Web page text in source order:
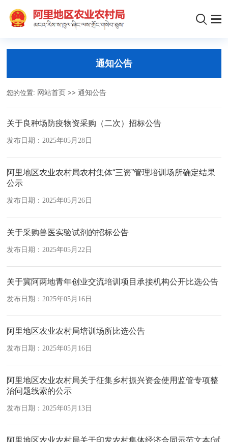
通知公告
您的位置: 网站首页 >>通知公告
关于良种场防疫物资采购（二次）招标公告
发布日期：2025年05月28日
阿里地区农业农村局农村集体“三资”管理培训场所确定结果
公示
发布日期：2025年05月26日
关于采购兽医实验试剂的招标公告
发布日期：2025年05月22日
关于冀阿两地青年创业交流培训项目承接机构公开比选公告
发布日期：2025年05月16日
阿里地区农业农村局培训场所比选公告
发布日期：2025年05月16日
阿里地区农业农村局关于征集乡村振兴资金使用监管专项整
治问题线索的公示
发布日期：2025年05月13日
阿里地区农业农村局关于印发农村集体经济合同示范文本(试